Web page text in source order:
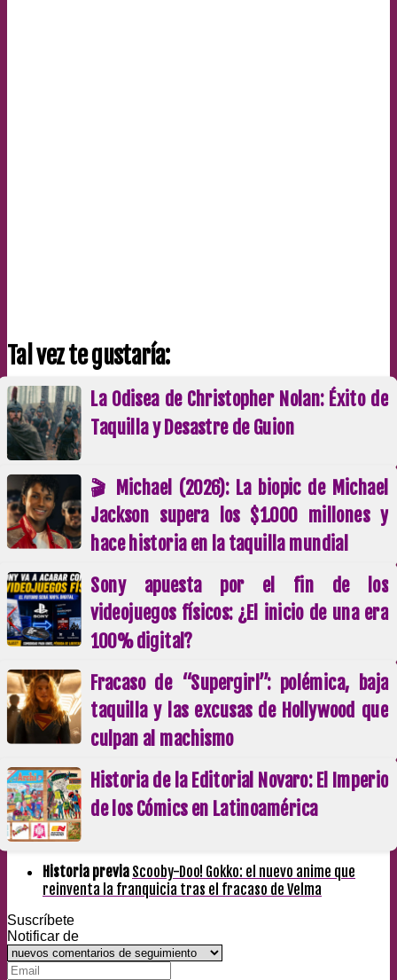
Tal vez te gustaría:
La Odisea de Christopher Nolan: Éxito de
Taquilla y Desastre de Guion
🎬 Michael (2026): La biopic de Michael
Jackson supera los $1.000 millones y
hace historia en la taquilla mundial
Sony apuesta por el fin de los
videojuegos físicos: ¿El inicio de una era
100% digital?
Fracaso de “Supergirl”: polémica, baja
taquilla y las excusas de Hollywood que
culpan al machismo
Historia de la Editorial Novaro: El Imperio
de los Cómics en Latinoamérica
Historia previa Scooby-Doo! Gokko: el nuevo anime que
reinventa la franquicia tras el fracaso de Velma
Suscríbete
Notificar de